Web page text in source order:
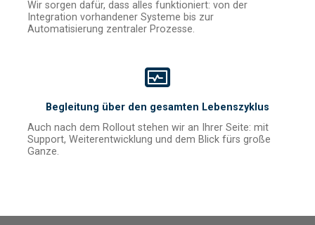
Wir sorgen dafür, dass alles funktioniert: von der
Integration vorhandener Systeme bis zur
Automatisierung zentraler Prozesse.
Begleitung über den gesamten Lebenszyklus
Auch nach dem Rollout stehen wir an Ihrer Seite: mit
Support, Weiterentwicklung und dem Blick fürs große
Ganze.